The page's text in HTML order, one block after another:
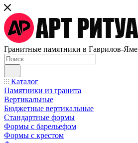
Гранитные памятники в Гаврилов-Яме
Каталог
Памятники из гранита
Вертикальные
Бюджетные вертикальные
Стандартные формы
Формы с барельефом
Формы с крестом